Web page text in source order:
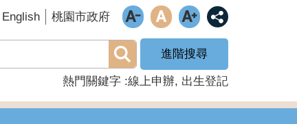
English 桃園市政府
進階搜尋
熱門關鍵字 線上申辦 出生登記